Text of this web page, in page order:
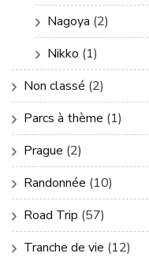
Nagoya (2)
Nikko (1)
Non classé (2)
Parcs à thème (1)
Prague (2)
Randonnée (10)
Road Trip (57)
Tranche de vie (12)